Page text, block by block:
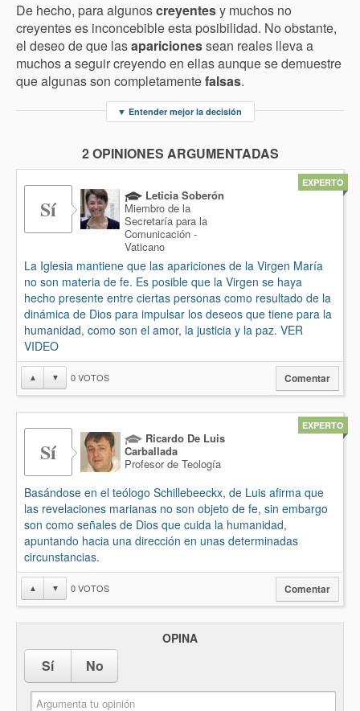
De hecho, para algunoscreyentesy muchos no
creyentes es inconcebible esta posibilidad. No obstante,
el deseo de que lasaparicionessean reales lleva a
muchos a seguir creyendo en ellas aunque se demuestre
que algunas son completamentefalsas.
▼ Entender mejor la decisión
2 OPINIONES ARGUMENTADAS
Sí
Leticia Soberón
Miembro de la
Secretaría para la
Comunicación -
Vaticano
La Iglesia mantiene que las apariciones de la Virgen María
no son materia de fe. Es posible que la Virgen se haya
hecho presente entre ciertas personas como resultado de la
dinámica de Dios para impulsar los deseos que tiene para la
humanidad, como son el amor, la justicia y la paz. VER
VIDEO
EXPERTO
▲ ▼ 0VOTOS Comentar
Sí
Ricardo De Luis
Carballada
Profesor de Teología
Basándose en el teólogo Schillebeeckx, de Luis afirma que
las revelaciones marianas no son objeto de fe, sin embargo
son como señales de Dios que cuida la humanidad,
apuntando hacia una dirección en unas determinadas
circunstancias.
EXPERTO
▲ ▼ 0VOTOS Comentar
OPINA
Sí No